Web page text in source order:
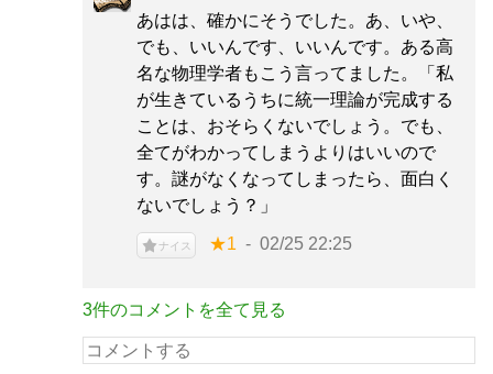
あはは、確かにそうでした。あ、いや、
でも、いいんです、いいんです。ある高
名な物理学者もこう言ってました。「私
が生きているうちに統一理論が完成する
ことは、おそらくないでしょう。でも、
全てがわかってしまうよりはいいので
す。謎がなくなってしまったら、面白く
ないでしょう？」
ナイス ★1 02/25 22:25
3件のコメントを全て見る